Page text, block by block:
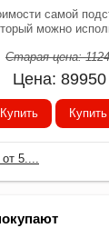
самой
можно
Старая цена:
Цена: 89950
Купить
5....